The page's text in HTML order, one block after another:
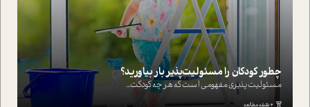
چطور کودکان را مسئولیت‌پذیر بار بیاورید؟
مسئولیت پذیری مفهومی ا ست که هر چه کودکت...
4 دقیقه مطالعه